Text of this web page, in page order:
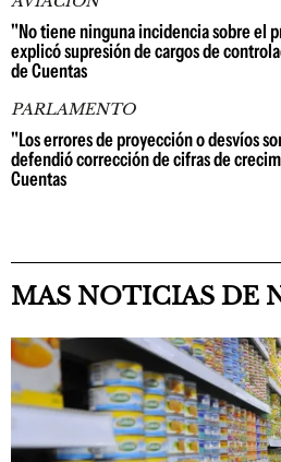
"No tiene ninguna incidencia sobre el
explicó supresión de cargos de
de Cuentas
PARLAMENTO
"Los errores de proyección o desvíos
defendió corrección de cifras de
Cuentas
MAS NOTICIAS DE